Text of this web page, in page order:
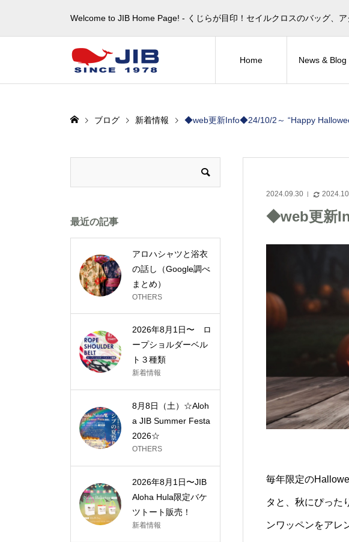
Welcome to JIB Home Page! ‐ くじらが目印！セイルクロスのバッグ、
Home News & Blog
ブログ 新着情報 ◆web更新Info◆24/10/2～ “Happy
2024.09.30
◆web更新
毎年限定の
タと、秋にぴった
ンワッペンをアレ
最近の記事
アロハシャツと浴衣
の話し（Google調べ
まとめ）
OTHERS
2026年8月1日〜 ロ
ープショルダーベル
ト３種類
新着情報
8月8日（土）☆Aloh
a JIB Summer Festa
2026☆
OTHERS
2026年8月1日〜JIB
Aloha Hula限定バケ
ツトート販売！
新着情報